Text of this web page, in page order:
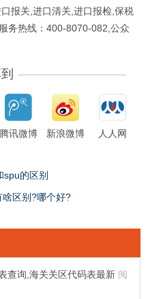
口报关,进口清关,进口报检,保税
务热线：400-8070-082,公众
腾讯微博 新浪微博 人人网
spu的区别
区别?哪个好?
查询,海关关区代码表最新阅